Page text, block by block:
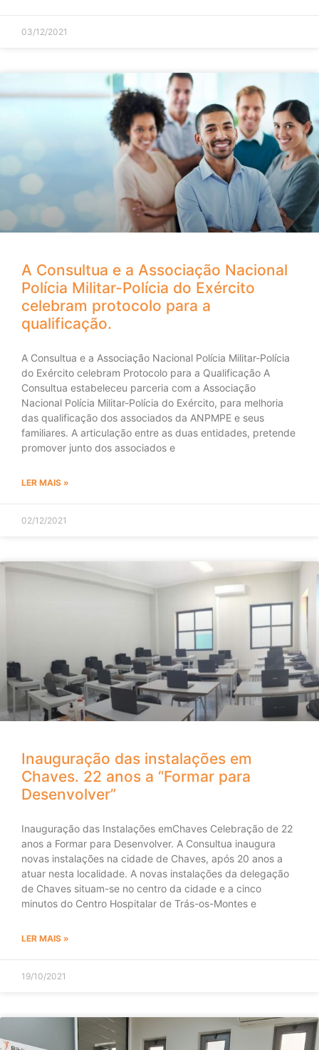
03/12/2021
A Consultua e a Associação Nacional
Polícia Militar-Polícia do Exército
celebram protocolo para a
qualificação.
A Consultua e a Associação Nacional Polícia Militar-Polícia
do Exército celebram Protocolo para a Qualificação A
Consultua estabeleceu parceria com a Associação
Nacional Polícia Militar-Polícia do Exército, para melhoria
das qualificação dos associados da ANPMPE e seus
familiares. A articulação entre as duas entidades, pretende
promover junto dos associados e
LER MAIS »
02/12/2021
Inauguração das instalações em
Chaves. 22 anos a “Formar para
Desenvolver”
Inauguração das Instalações emChaves Celebração de 22
anos a Formar para Desenvolver. A Consultua inaugura
novas instalações na cidade de Chaves, após 20 anos a
atuar nesta localidade. A novas instalações da delegação
de Chaves situam-se no centro da cidade e a cinco
minutos do Centro Hospitalar de Trás-os-Montes e
LER MAIS »
19/10/2021